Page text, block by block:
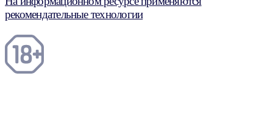
рекомендательные технологии